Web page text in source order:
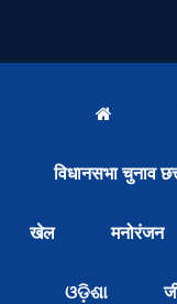
विधानसभा चुनाव
खेल मनोरंजन
ଓଡ଼ିଶା